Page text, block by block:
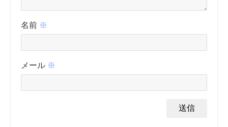
名前 ※
メール ※